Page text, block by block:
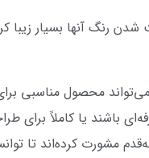
محصول مناسبی
باشند یا کاملاً برای